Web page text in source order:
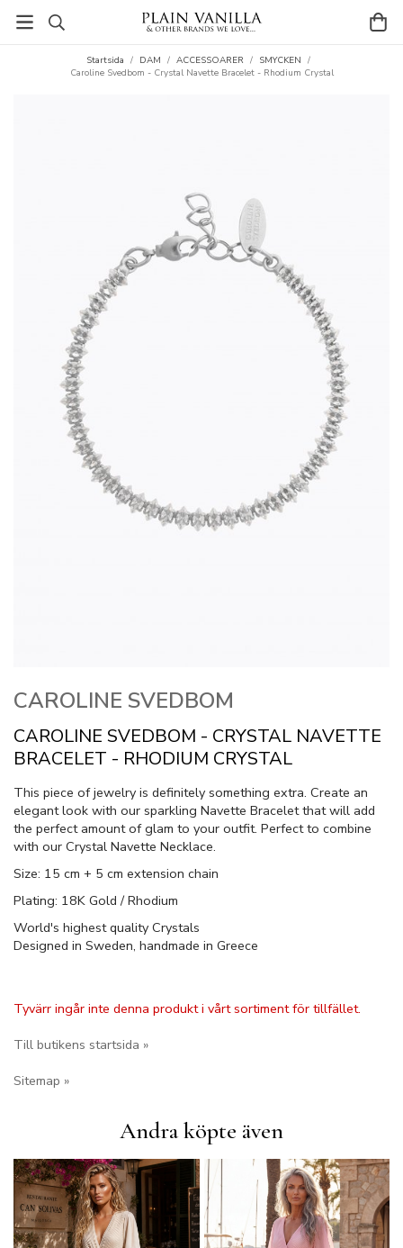
Startsida / DAM / ACCESSOARER / SMYCKEN /
Caroline Svedbom - Crystal Navette Bracelet - Rhodium Crystal
CAROLINE SVEDBOM
CAROLINE SVEDBOM - CRYSTAL NAVETTE
BRACELET - RHODIUM CRYSTAL
This piece of jewelry is definitely something extra. Create an
elegant look with our sparkling Navette Bracelet that will add
the perfect amount of glam to your outfit. Perfect to combine
with our Crystal Navette Necklace.
Size: 15 cm + 5 cm extension chain
Plating: 18K Gold / Rhodium
World's highest quality Crystals
Designed in Sweden, handmade in Greece
Tyvärr ingår inte denna produkt i vårt sortiment för tillfället.
Till butikens startsida »
Sitemap »
Andra köpte även